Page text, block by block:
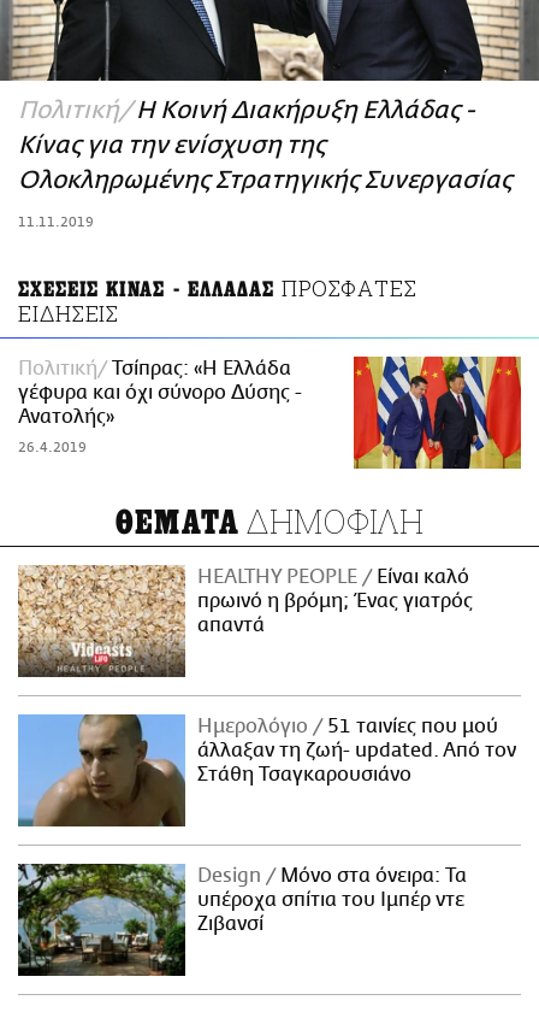
ΑΜΠΑ
PRINT
Πολιτική Η Κοινή Διακήρυξη Ελλάδας -
Κίνας για την ενίσχυση της
Ολοκληρωμένης Στρατηγικής Συνεργασίας
11.11.2019
ΣΧΕΣΕΙΣ ΚΙΝΑΣ - ΕΛΛΑΔΑΣ ΠΡΟΣΦΑΤΕΣ
ΕΙΔΗΣΕΙΣ
Πολιτική
Τσίπρας: «Η Ελλάδα
γέφυρα και όχι σύνορο Δύσης -
Ανατολής»
26.4.2019
ΘΕΜΑΤΑ ΔΗΜΟΦΙΛΗ
HEALTHY PEOPLE
Είναι καλό
πρωινό η βρόμη; Ένας γιατρός
απαντά
Ημερολόγιο
51 ταινίες που μού
άλλαξαν τη ζωή- updated. Aπό τον
Στάθη Τσαγκαρουσιάνο
Design
Μόνο στα όνειρα: Τα
υπέροχα σπίτια του Ιμπέρ ντε
Ζιβανσί